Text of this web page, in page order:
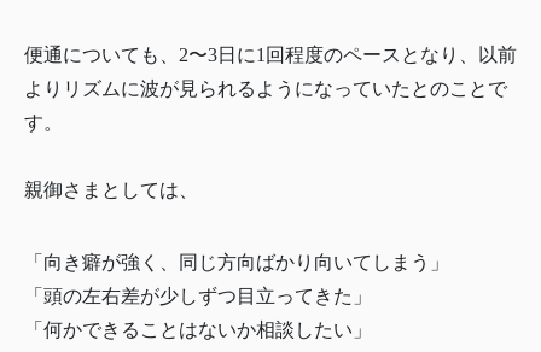
便通についても、2〜3日に1回程度のペースとなり、以前
よりリズムに波が見られるようになっていたとのことで
す。
親御さまとしては、
「向き癖が強く、同じ方向ばかり向いてしまう」
「頭の左右差が少しずつ目立ってきた」
「何かできることはないか相談したい」